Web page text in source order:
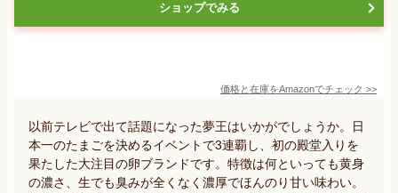
ショップでみる
価格と在庫をAmazonでチェック >>
以前テレビで出て話題になった夢王はいかがでしょうか。日
本一のたまごを決めるイベントで3連覇し、初の殿堂入りを
果たした大注目の卵ブランドです。特徴は何といっても黄身
の濃さ、生でも臭みが全くなく濃厚でほんのり甘い味わい。